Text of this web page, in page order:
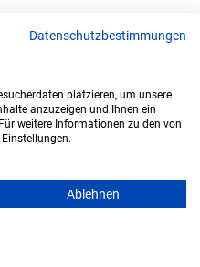
- Ausbildungsplätze
(B.A.) am
Datenschutzbestimmungen
platzieren, um unsere
anzuzeigen und Ihnen ein
weitere Informationen zu den von
Ablehnen